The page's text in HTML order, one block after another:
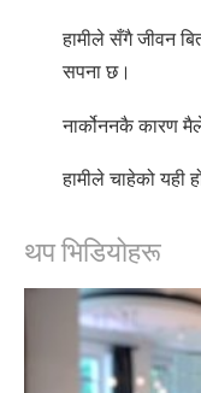
हामीले सँगै जीवन
सपना छ।
नार्कोननकै कारण
हामीले चाहेको
थप भिडियोहरू